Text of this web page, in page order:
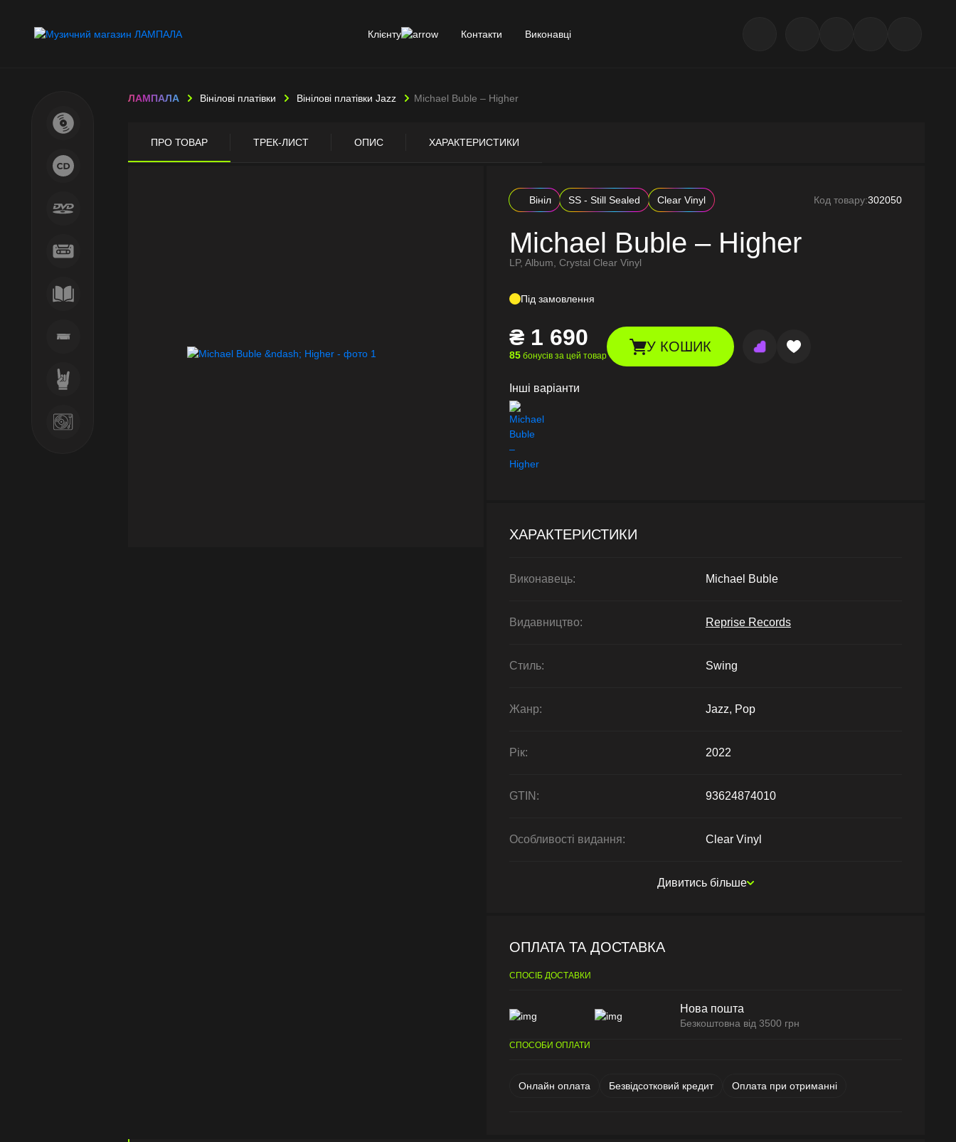
Клієнту Контакти Виконавці
ЛАМПАЛА Вінілові платівки Вінілові платівки Jazz Michael Buble – Higher
ПРО ТОВАР ТРЕК-ЛИСТ ОПИС ХАРАКТЕРИСТИКИ
Вініл SS - Still Sealed Clear Vinyl Код товару:302050
Michael Buble – Higher
LP, Album, Crystal Clear Vinyl
Під замовлення
₴ 1 690
85 бонусів за цей товар
У КОШИК
Інші варіанти
ХАРАКТЕРИСТИКИ
Виконавець: Michael Buble
Видавництво: Reprise Records
Стиль: Swing
Жанр: Jazz, Pop
Рік: 2022
GTIN: 93624874010
Особливості видання: Clear Vinyl
Дивитись більше
ОПЛАТА ТА ДОСТАВКА
СПОСІБ ДОСТАВКИ
Нова пошта
Безкоштовна від 3500 грн
СПОСОБИ ОПЛАТИ
Онлайн оплата Безвідсотковий кредит Оплата при отриманні